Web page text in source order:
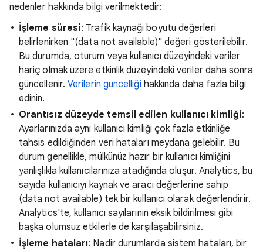
nedenler hakkında bilgi verilmektedir:
İşleme süresi: Trafik kaynağı boyutu değerleri
belirlenirken "(data not available)" değeri gösterilebilir.
Bu durumda, oturum veya kullanıcı düzeyindeki veriler
hariç olmak üzere etkinlik düzeyindeki veriler daha sonra
güncellenir.Verilerin güncelliği hakkında daha fazla bilgi
edinin.
Orantısız düzeyde temsil edilen kullanıcı kimliği:
Ayarlarınızda aynı kullanıcı kimliği çok fazla etkinliğe
tahsis edildiğinden veri hataları meydana gelebilir. Bu
durum genellikle, mülkünüz hazır bir kullanıcı kimliğini
yanlışlıkla kullanıcılarınıza atadığında oluşur. Analytics, bu
sayıda kullanıcıyı kaynak ve aracı değerlerine sahip
(data not available) tek bir kullanıcı olarak değerlendirir.
Analytics'te, kullanıcı sayılarının eksik bildirilmesi gibi
başka olumsuz etkilerle de karşılaşabilirsiniz.
İşleme hataları: Nadir durumlarda sistem hataları, bir